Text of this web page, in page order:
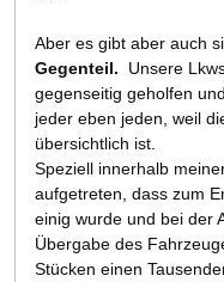
Aber es gibt aber auch
Gegenteil. Unsere
gegenseitig geholfen
jeder eben jeden, weil
übersichtlich ist.
Speziell innerhalb
aufgetreten, dass zum
einig wurde und bei der
Übergabe des
Stücken einen